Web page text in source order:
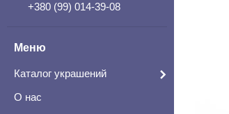
+380 (99) 014-39-08
Каталог украшений
О нас